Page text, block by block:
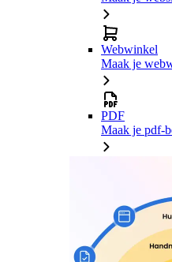
Webwinkel
Maak je
PDF
Maak je pdf-